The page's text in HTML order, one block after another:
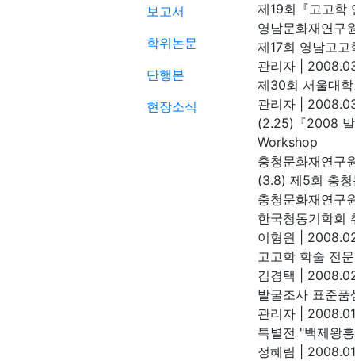
보고서
학위논문
단행본
현장소식
제19회『고고학
영남문화재연구
제17회 영남고
관리자
제30회 서울대
관리자
(2.25)『2008
Workshop
충청문화재연구
(3.8) 제5회 충
충청문화재연구
한국청동기학회
이형원
고고학 학술 전
김경택
발굴조사 표준
관리자
특별전 "백제왕
정혜림